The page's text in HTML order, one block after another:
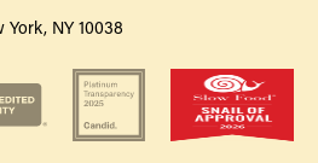
York, NY 10038